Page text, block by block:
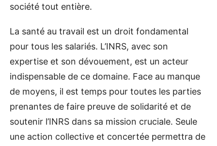
société tout entière.
La santé au travail est un droit fondamental
pour tous les salariés. L’INRS, avec son
expertise et son dévouement, est un acteur
indispensable de ce domaine. Face au manque
de moyens, il est temps pour toutes les parties
prenantes de faire preuve de solidarité et de
soutenir l’INRS dans sa mission cruciale. Seule
une action collective et concertée permettra de